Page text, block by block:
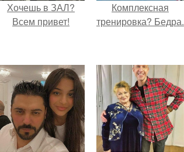
Хочешь в ЗАЛ?
Всем привет!
Комплексная
тренировка? Бедра.